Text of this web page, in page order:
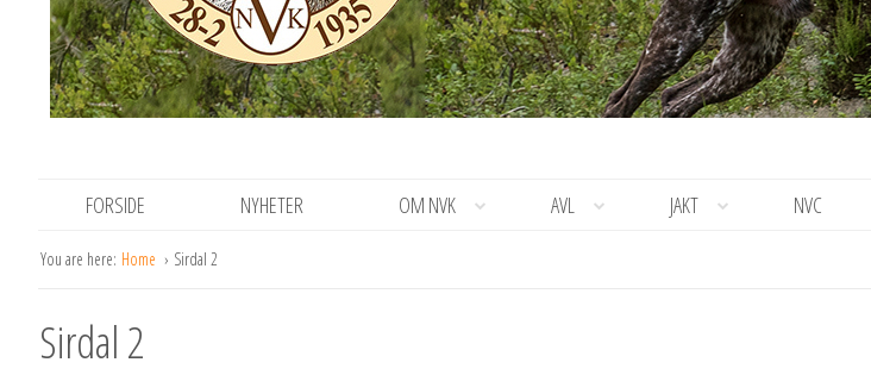
FORSIDE NYHETER OM NVK AVL JAKT NVC
You are here: Home Sirdal 2
Sirdal 2